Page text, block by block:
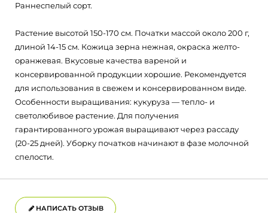
Раннеспелый сорт.
Растение высотой 150-170 см. Початки массой около 200 г,
длиной 14-15 см. Кожица зерна нежная, окраска желто-
оранжевая. Вкусовые качества вареной и
консервированной продукции хорошие. Рекомендуется
для использования в свежем и консервированном виде.
Особенности выращивания: кукуруза — тепло- и
светолюбивое растение. Для получения
гарантированного урожая выращивают через рассаду
(20-25 дней). Уборку початков начинают в фазе молочной
спелости.
НАПИСАТЬ ОТЗЫВ